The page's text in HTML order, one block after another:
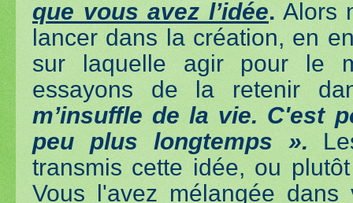
que vous avez l’idée. Alors
lancer dans la création, en
sur laquelle agir pour le
essayons de la retenir
m’insuffle de la vie. C'est
peu plus longtemps ».
transmis cette idée, ou
Vous l'avez mélangée